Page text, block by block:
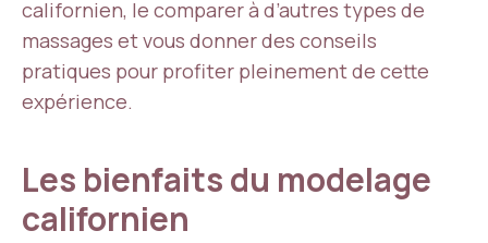
californien, le comparer à d’autres types de
massages et vous donner des conseils
pratiques pour profiter pleinement de cette
expérience.
Les bienfaits du modelage
californien